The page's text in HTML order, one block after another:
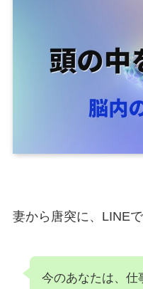
妻から唐突に、LINE
今のあなたは、仕